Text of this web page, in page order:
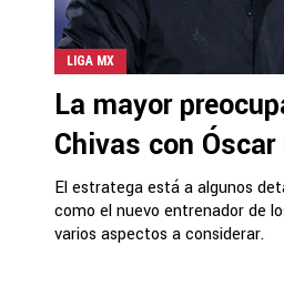
LIGA MX
La mayor
Chivas con Óscar
El estratega está a algunos
como el nuevo entrenador de
varios aspectos a considerar.